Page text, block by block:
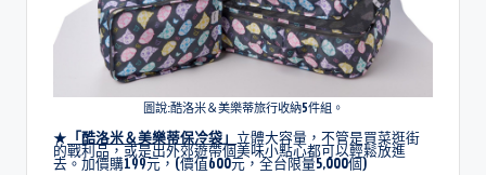
圖說:酷洛米＆美樂蒂旅行收納5件組。
★ 「酷洛米＆美樂蒂保冷袋」 立體大容量，不管是買菜逛街
的戰利品，或是出外郊遊帶個美味小點心都可以輕鬆放進
去。加價購199元，(價值600元，全台限量5,000個)